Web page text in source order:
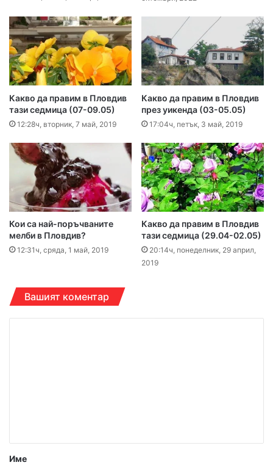
Какво да правим в Пловдив
тази седмица (07-09.05)
12:28ч, вторник, 7 май, 2019
Какво да правим в Пловдив
през уикенда (03-05.05)
17:04ч, петък, 3 май, 2019
Кои са най-поръчваните
мелби в Пловдив?
12:31ч, сряда, 1 май, 2019
Какво да правим в Пловдив
тази седмица (29.04-02.05)
20:14ч, понеделник, 29 април,
2019
Вашият коментар
р
Име